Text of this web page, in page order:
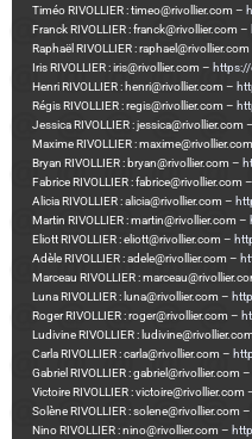
Timéo RIVOLLIER : timeo@rivollier.com –
Franck RIVOLLIER : franck@rivollier.com –
Raphaël RIVOLLIER : raphael@rivollier.com
Iris RIVOLLIER : iris@rivollier.com – https://
Henri RIVOLLIER : henri@rivollier.com –
Régis RIVOLLIER : regis@rivollier.com –
Jessica RIVOLLIER : jessica@rivollier.com –
Maxime RIVOLLIER :
Bryan RIVOLLIER : bryan@rivollier.com –
Fabrice RIVOLLIER : fabrice@rivollier.com –
Alicia RIVOLLIER : alicia@rivollier.com –
Martin RIVOLLIER : martin@rivollier.com –
Eliott RIVOLLIER : eliott@rivollier.com –
Adèle RIVOLLIER : adele@rivollier.com –
Marceau RIVOLLIER :
Luna RIVOLLIER : luna@rivollier.com –
Roger RIVOLLIER : roger@rivollier.com –
Ludivine RIVOLLIER :
Carla RIVOLLIER : carla@rivollier.com –
Gabriel RIVOLLIER : gabriel@rivollier.com –
Victoire RIVOLLIER : victoire@rivollier.com
Solène RIVOLLIER : solene@rivollier.com –
Nino RIVOLLIER : nino@rivollier.com –